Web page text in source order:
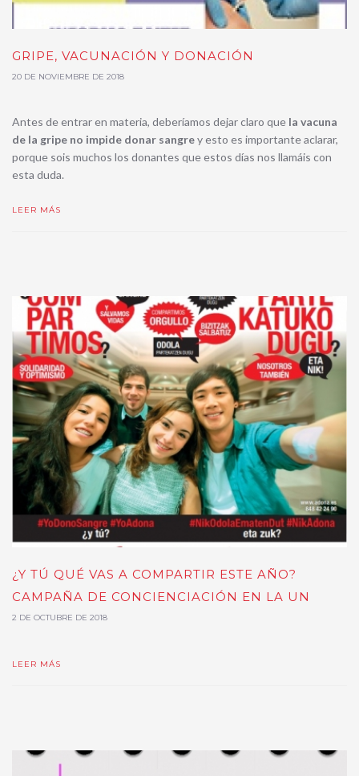
GRIPE, VACUNACIÓN Y DONACIÓN
20 DE NOVIEMBRE DE 2018
Antes de entrar en materia, deberíamos dejar claro que la vacuna
de la gripe no impide donar sangrey esto es importante aclarar,
porque sois muchos los donantes que estos días nos llamáis con
esta duda.
LEER MÁS
¿Y TÚ QUÉ VAS A COMPARTIR ESTE AÑO?
CAMPAÑA DE CONCIENCIACIÓN EN LA UN
2 DE OCTUBRE DE 2018
LEER MÁS